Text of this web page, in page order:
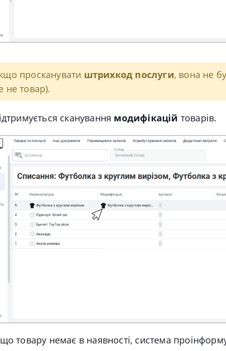
просканувати штрихкод послуги, вона не
не товар).
сканування модифікацій товарів.
товару немає в наявності, система